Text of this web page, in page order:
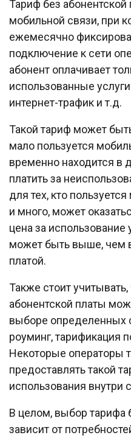
Тариф без абонентской
мобильной связи, при
ежемесячно
подключение к сети
абонент оплачивает
использованные
интернет-трафик и т.д.
Такой тариф может
мало пользуется
временно находится в
платить за
для тех, кто
и много, может
цена за использование
может быть выше, чем
платой.
Также стоит
абонентской платы
выборе определенных
роуминг, тарификация
Некоторые операторы
предоставлять такой
использования внутри
В целом, выбор тарифа
зависит от